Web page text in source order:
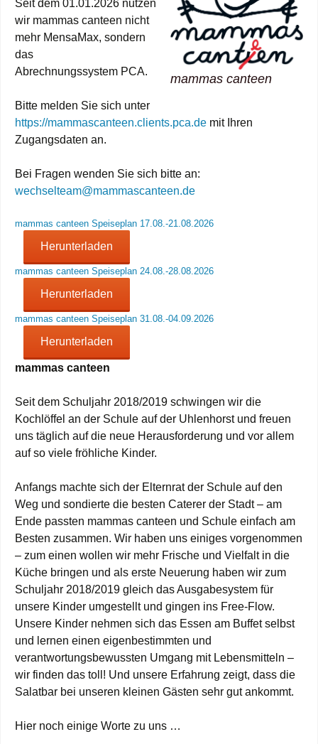
mammas canteen
Seit dem 01.01.2026 nutzen
wir mammas canteen nicht
mehr MensaMax, sondern
das
Abrechnungssystem PCA.
Bitte melden Sie sich unter
https://mammascanteen.clients.pca.de mit Ihren
Zugangsdaten an.
Bei Fragen wenden Sie sich bitte an:
wechselteam@mammascanteen.de
mammas canteen Speiseplan 17.08.-21.08.2026
Herunterladen
mammas canteen Speiseplan 24.08.-28.08.2026
Herunterladen
mammas canteen Speiseplan 31.08.-04.09.2026
Herunterladen
mammas canteen
Seit dem Schuljahr 2018/2019 schwingen wir die
Kochlöffel an der Schule auf der Uhlenhorst und freuen
uns täglich auf die neue Herausforderung und vor allem
auf so viele fröhliche Kinder.
Anfangs machte sich der Elternrat der Schule auf den
Weg und sondierte die besten Caterer der Stadt – am
Ende passten mammas canteen und Schule einfach am
Besten zusammen. Wir haben uns einiges vorgenommen
– zum einen wollen wir mehr Frische und Vielfalt in die
Küche bringen und als erste Neuerung haben wir zum
Schuljahr 2018/2019 gleich das Ausgabesystem für
unsere Kinder umgestellt und gingen ins Free-Flow.
Unsere Kinder nehmen sich das Essen am Buffet selbst
und lernen einen eigenbestimmten und
verantwortungsbewussten Umgang mit Lebensmitteln –
wir finden das toll! Und unsere Erfahrung zeigt, dass die
Salatbar bei unseren kleinen Gästen sehr gut ankommt.
Hier noch einige Worte zu uns …